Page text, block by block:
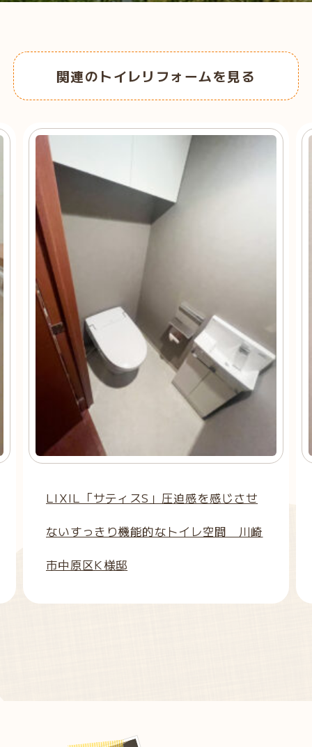
関連のトイレリフォームを見る
LIXIL「サティスS」圧迫感を感じさせ
ないすっきり機能的なトイレ空間 川崎
市中原区K様邸